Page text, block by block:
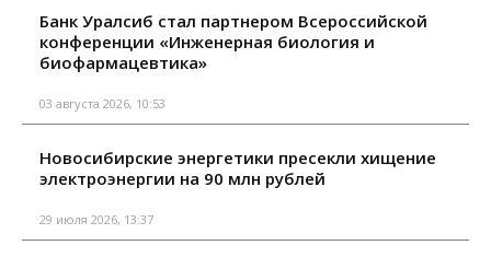
Банк Уралсиб стал партнером Всероссийской
конференции «Инженерная биология и
биофармацевтика»
03 августа 2026, 10:53
Новосибирские энергетики пресекли хищение
электроэнергии на 90 млн рублей
29 июля 2026, 13:37